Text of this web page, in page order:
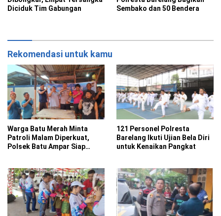
Diciduk Tim Gabungan
Sembako dan 50 Bendera
Rekomendasi untuk kamu
Warga Batu Merah Minta
Patroli Malam Diperkuat,
Polsek Batu Ampar Siap
121 Personel Polresta
Barelang Ikuti Ujian Bela Diri
untuk Kenaikan Pangkat